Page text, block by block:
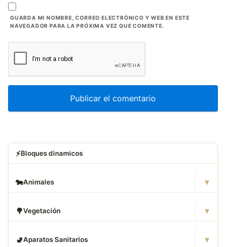
GUARDA MI NOMBRE, CORREO ELECTRÓNICO Y WEB EN ESTE
NAVEGADOR PARA LA PRÓXIMA VEZ QUE COMENTE.
⚡Bloques dinamicos
🐄Animales ▾
🌳Vegetación ▾
🚽Aparatos Sanitarios ▾